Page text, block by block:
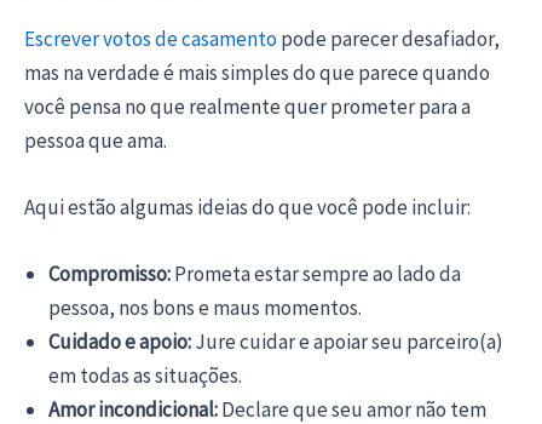
Escrever votos de casamentopode parecer desafiador,
mas na verdade é mais simples do que parece quando
você pensa no que realmente quer prometer para a
pessoa que ama.
Aqui estão algumas ideias do que você pode incluir:
Compromisso:Prometa estar sempre ao lado da
pessoa, nos bons e maus momentos.
Cuidado e apoio:Jure cuidar e apoiar seu parceiro(a)
em todas as situações.
Amor incondicional:Declare que seu amor não tem